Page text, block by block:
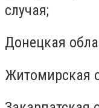
случая;
Донецкая
Житомирская